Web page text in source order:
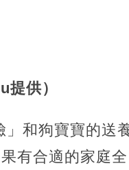
供）
和狗寶寶的送
有合適的家庭